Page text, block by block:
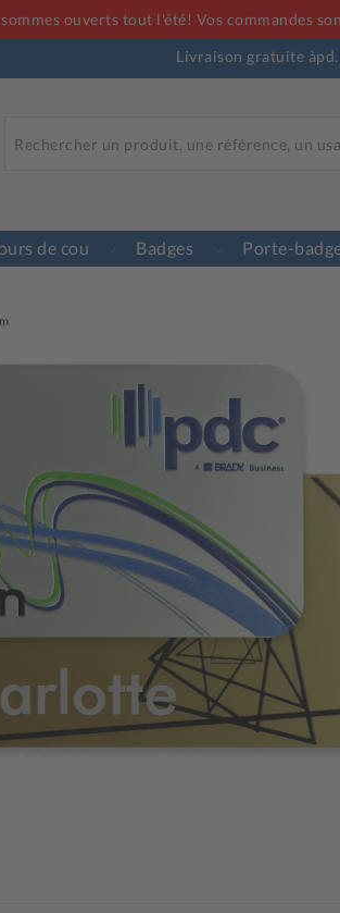
ouverts tout l'été! Vos commandes
Livraison gratuite
de cou Badges Porte-